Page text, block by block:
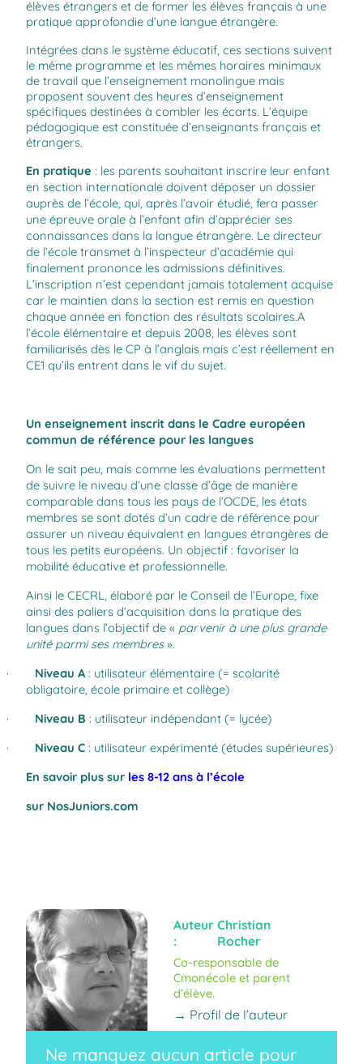
élèves étrangers et de former les élèves français à une
pratique approfondie d’une langue étrangère.
Intégrées dans le système éducatif, ces sections suivent
le même programme et les mêmes horaires minimaux
de travail que l’enseignement monolingue mais
proposent souvent des heures d’enseignement
spécifiques destinées à combler les écarts. L’équipe
pédagogique est constituée d’enseignants français et
étrangers.
En pratique : les parents souhaitant inscrire leur enfant
en section internationale doivent déposer un dossier
auprès de l’école, qui, après l’avoir étudié, fera passer
une épreuve orale à l’enfant afin d’apprécier ses
connaissances dans la langue étrangère. Le directeur
de l’école transmet à l’inspecteur d’académie qui
finalement prononce les admissions définitives.
L’inscription n’est cependant jamais totalement acquise
car le maintien dans la section est remis en question
chaque année en fonction des résultats scolaires.A
l’école élémentaire et depuis 2008, les élèves sont
familiarisés dès le CP à l’anglais mais c’est réellement en
CE1 qu’ils entrent dans le vif du sujet.
Un enseignement inscrit dans le Cadre européen
commun de référence pour les langues
On le sait peu, mais comme les évaluations permettent
de suivre le niveau d’une classe d’âge de manière
comparable dans tous les pays de l’OCDE, les états
membres se sont dotés d’un cadre de référence pour
assurer un niveau équivalent en langues étrangères de
tous les petits européens. Un objectif : favoriser la
mobilité éducative et professionnelle.
Ainsi le CECRL, élaboré par le Conseil de l’Europe, fixe
ainsi des paliers d’acquisition dans la pratique des
langues dans l’objectif de « parvenir à une plus grande
unité parmi ses membres».
· Niveau A: utilisateur élémentaire (= scolarité
obligatoire, école primaire et collège)
· Niveau B : utilisateur indépendant (= lycée)
· Niveau C : utilisateur expérimenté (études supérieures)
En savoir plus sur les 8-12 ans à l’école
sur NosJuniors.com
Auteur
:
Christian
Rocher
Co-responsable de
Cmonécole et parent
d’élève.
→ Profil de l’auteur
Ne manquez aucun article pour